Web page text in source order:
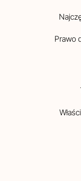
Prawo